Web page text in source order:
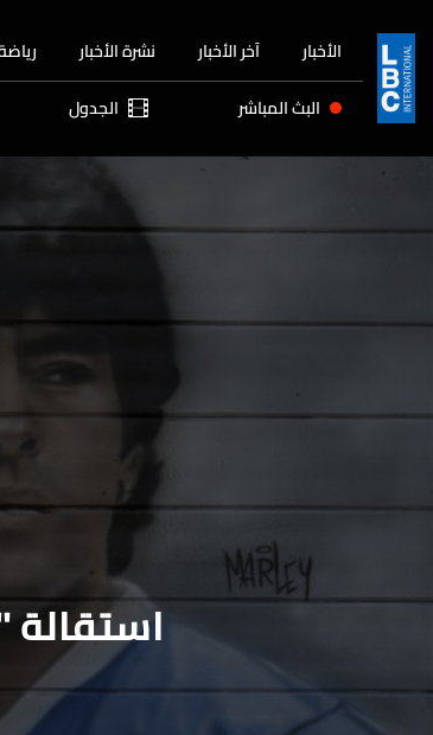
الأخبار آخر الأخبار نشرة الأخبار
البث المباشر الجدول